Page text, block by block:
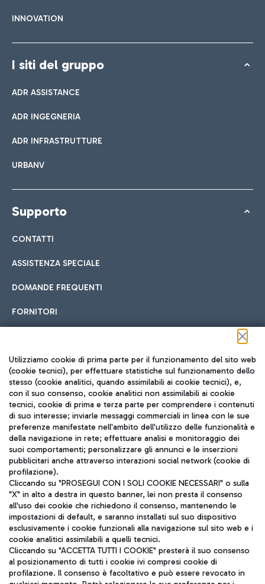
INNOVATION
I siti del gruppo
ADR ASSISTANCE
ADR INGEGNERIA
ADR INFRASTRUTTURE
URBANV
Supporto
CONTATTI
ASSISTENZA SPECIALE
DOMANDE FREQUENTI
FORNITORI
Seguici sui social
TRAVEL JOURNAL
ITA
Aeroporti di Roma S.p.A. - Società soggetta a direzione e
coordinamento di Mundys S.p.A.
Codice fiscale e Registro delle Imprese di Roma 13032990155 P.
IVA 06572251004
Utilizziamo cookie di prima parte per il funzionamento del sito web
(cookie tecnici), per effettuare statistiche sul funzionamento dello
stesso (cookie analitici, quando assimilabili ai cookie tecnici), e,
con il suo consenso, cookie analitici non assimilabili ai cookie
tecnici, cookie di prima e terza parte per comprendere i contenuti
di suo interesse; inviarle messaggi commerciali in linea con le sue
preferenze manifestate nell'ambito dell'utilizzo delle funzionalità e
della navigazione in rete; effettuare analisi e monitoraggio dei
suoi comportamenti; personalizzare gli annunci e le inserzioni
pubblicitari anche attraverso interazioni social network (cookie di
profilazione).
Cliccando su "PROSEGUI CON I SOLI COOKIE NECESSARI" o sulla
"X" in alto a destra in questo banner, lei non presta il consenso
all'uso dei cookie che richiedono il consenso, mantenendo le
impostazioni di default, e saranno installati sul suo dispositivo
esclusivamente i cookie funzionali alla navigazione sul sito web e i
cookie analitici assimilabili a quelli tecnici.
Cliccando su "ACCETTA TUTTI I COOKIE" presterà il suo consenso
al posizionamento di tutti i cookie ivi compresi cookie di
profilazione. Il consenso è facoltativo e può essere revocato in